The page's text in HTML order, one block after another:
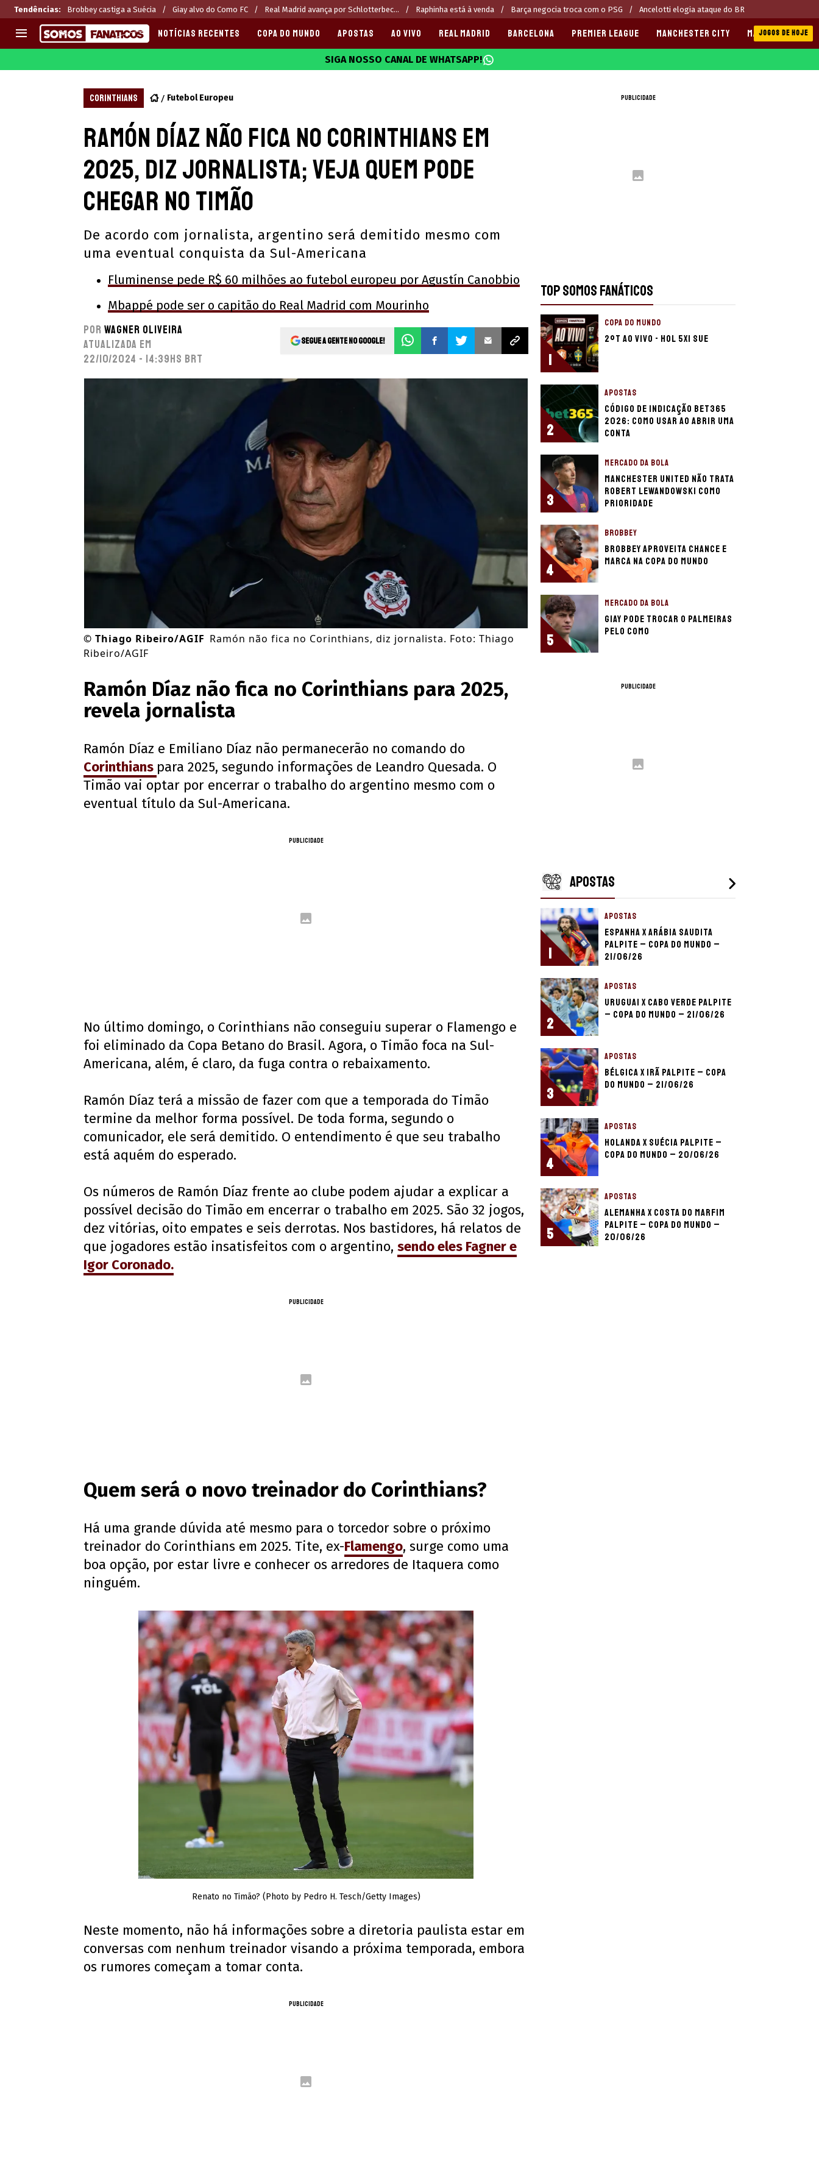
Tendências: Brobbey castiga a Suécia Giay alvo do Como FC Real Madrid avança por Schlotterbec... Raphinha está à venda Barça negocia troca com o PSG Ancelotti elogia ataque do BR
CHAMPIONS LEAGUE
PREMIER LEAGUE
LIGA PORTUGUESA
Melhores sites de apostas 2025
Últimas
CASAS DE APOSTAS
CÓDIGOS e OFERTAS
APPS
NOTÍCIAS RECENTES COPA DO MUNDO APOSTAS AO VIVO REAL MADRID BARCELONA PREMIER LEAGUE MANCHESTER CITY MANCHESTER
JOGOS DE HOJE
SIGA NOSSO CANAL DE WHATSAPP!
CORINTHIANS Futebol Europeu
Ramón Díaz não fica no Corinthians em
2025, diz jornalista; veja quem pode
chegar no Timão
De acordo com jornalista, argentino será demitido mesmo com
uma eventual conquista da Sul-Americana
Fluminense pede R$ 60 milhões ao futebol europeu por Agustín Canobbio
Mbappé pode ser o capitão do Real Madrid com Mourinho
Por Wagner Oliveira
Atualizada em
22/10/2024 - 14:39hs BRT
Segue a gente no Google!
© Thiago Ribeiro/AGIF Ramón não fica no Corinthians, diz jornalista. Foto: Thiago
Ribeiro/AGIF
Ramón Díaz não fica no Corinthians para 2025,
revela jornalista
Ramón Díaz e Emiliano Díaz não permanecerão no comando do
Corinthians para 2025, segundo informações de Leandro Quesada. O
Timão vai optar por encerrar o trabalho do argentino mesmo com o
eventual título da Sul-Americana.
PUBLICIDADE
No último domingo, o Corinthians não conseguiu superar o Flamengo e
foi eliminado da Copa Betano do Brasil. Agora, o Timão foca na Sul-
Americana, além, é claro, da fuga contra o rebaixamento.
Ramón Díaz terá a missão de fazer com que a temporada do Timão
termine da melhor forma possível. De toda forma, segundo o
comunicador, ele será demitido. O entendimento é que seu trabalho
está aquém do esperado.
Os números de Ramón Díaz frente ao clube podem ajudar a explicar a
possível decisão do Timão em encerrar o trabalho em 2025. São 32 jogos,
dez vitórias, oito empates e seis derrotas. Nos bastidores, há relatos de
que jogadores estão insatisfeitos com o argentino, sendo eles Fagner e
Igor Coronado.
PUBLICIDADE
Quem será o novo treinador do Corinthians?
Há uma grande dúvida até mesmo para o torcedor sobre o próximo
treinador do Corinthians em 2025. Tite, ex-Flamengo, surge como uma
boa opção, por estar livre e conhecer os arredores de Itaquera como
ninguém.
Renato no Timão? (Photo by Pedro H. Tesch/Getty Images)
Neste momento, não há informações sobre a diretoria paulista estar em
conversas com nenhum treinador visando a próxima temporada, embora
os rumores começam a tomar conta.
PUBLICIDADE
PUBLICIDADE
TOP SOMOS FANÁTICOS
1
COPA DO MUNDO
2ºT AO VIVO - HOL 5X1 SUE
2
APOSTAS
Código de indicação bet365
2026: Como usar ao abrir uma
conta
3
MERCADO DA BOLA
Manchester United não trata
Robert Lewandowski como
prioridade
4
BROBBEY
Brobbey aproveita chance e
marca na Copa do Mundo
5
MERCADO DA BOLA
Giay pode trocar o Palmeiras
pelo Como
PUBLICIDADE
APOSTAS
1
APOSTAS
Espanha x Arábia Saudita
palpite – Copa do Mundo –
21/06/26
2
APOSTAS
Uruguai x Cabo Verde palpite
– Copa do Mundo – 21/06/26
3
APOSTAS
Bélgica x Irã palpite – Copa
do Mundo – 21/06/26
4
APOSTAS
Holanda x Suécia palpite –
Copa do Mundo – 20/06/26
5
APOSTAS
Alemanha x Costa do Marfim
palpite – Copa do Mundo –
20/06/26